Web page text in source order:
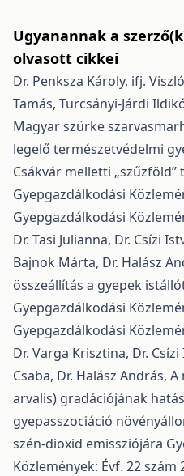
Ugyanannak a
olvasott cikkei
Dr. Penksza Károly, ifj.
Tamás, Turcsányi-Járdi
Magyar szürke
legelő természetvédelmi
Csákvár melletti „szűzföld”
Gyepgazdálkodási
Gyepgazdálkodási
Dr. Tasi Julianna, Dr. Csízi
Bajnok Márta, Dr. Halász
összeállítás a gyepek
Gyepgazdálkodási
Gyepgazdálkodási
Dr. Varga Krisztina, Dr.
Csaba, Dr. Halász András, A
arvalis) gradációjának
gyepasszociáció
szén-dioxid emissziójára
Közlemények: Évf. 22 szám